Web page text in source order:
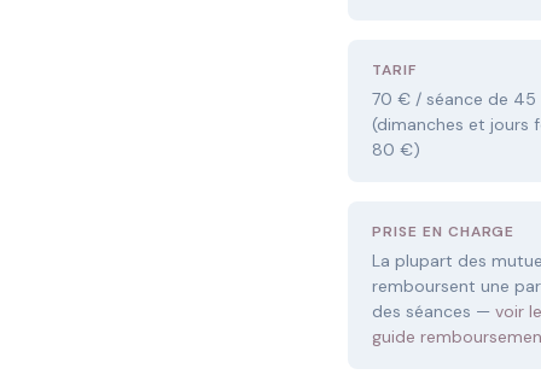
TARIF
70 € / séance de 45
(dimanches et jours
80 €)
PRISE EN CHARGE
La plupart des
remboursent une
des séances — voir le
guide